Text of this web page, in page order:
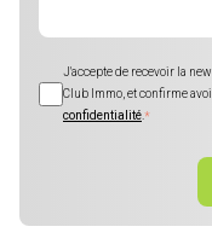
J'accepte de recevoir la
Club Immo, et confirme
confidentialité*